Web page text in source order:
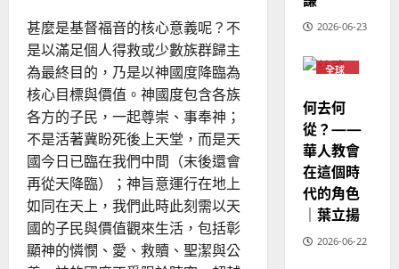
桂
芬
甚麼是基督福音的核心意義呢？不
是以滿足個人得救或少數族群歸主
為最終目的，乃是以神國度降臨為
核心目標與價值。神國度包含各族
各方的子民，一起尊崇、事奉神；
不是活著冀盼死後上天堂，而是天
國今日已臨在我們中間（末後還會
再從天降臨）；神旨意運行在地上
如同在天上，我們此時此刻需以天
國的子民與價值觀來生活，包括彰
顯神的憐憫、愛、救贖、聖潔與公
02-
陽
萍
2025-
02-
20
的
農
曆
新
年
｜
余
自
力
2025-
7
國
華
人
教
經
歷
｜
吳
振
、
2026-06-23
全球
普世
宣教
何去何
從？——
華人教會
在這個時
代的角色
｜葉立揚
2026-06-22